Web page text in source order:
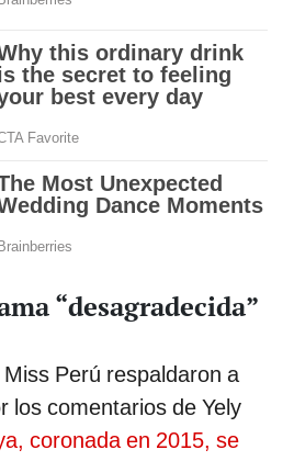
“desagradecida”
Perú respaldaron a
los comentarios de Yely
coronada en 2015, se